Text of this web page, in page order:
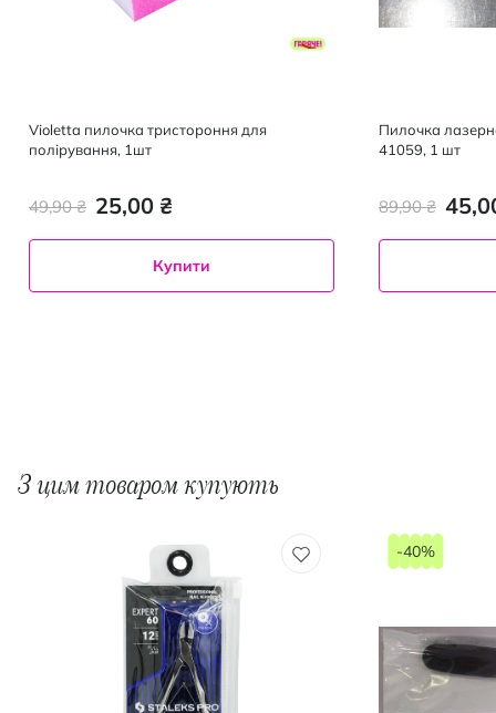
Violetta пилочка тристороння для
полірування, 1шт
25,00 ₴
49,90 ₴
Купити
Пилочка
41059, 1 шт
89,90 ₴
З цим товаром купують
-40%